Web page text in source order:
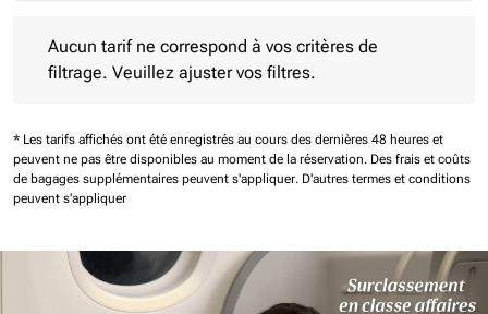
Aucun tarif ne correspond à vos critères de
filtrage. Veuillez ajuster vos filtres.
* Les tarifs affichés ont été enregistrés au cours des dernières 48 heures et
peuvent ne pas être disponibles au moment de la réservation. Des frais et coûts
de bagages supplémentaires peuvent s'appliquer. D'autres termes et conditions
peuvent s'appliquer